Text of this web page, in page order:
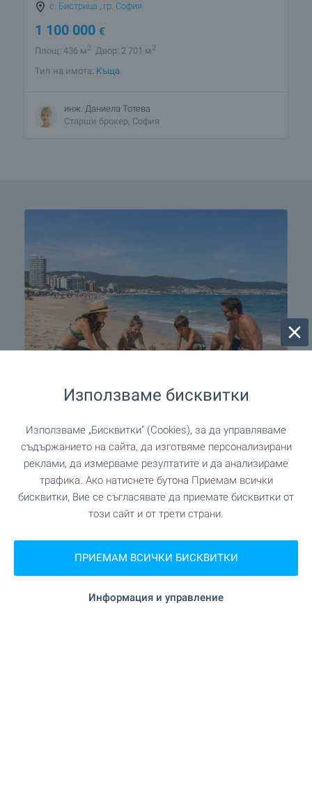
с. Бистрица , гр. София
1 100 000 €
Площ: 436 м2 Двор: 2 701 м2
Тип на имота: Къща
инж. Даниела Тотева
Старши брокер, София
☀️ Собствен дом на морето
за лятото! Изберете сега 👇
Наслаждавайте се на незабравими
преживявания в собствен имот край морето в
любимия ви български морски курорт! При нас
ще намерите разнообразни предложения за
всеки вкус и бюджет. Осигурете си място за
предложения!
Използваме бисквитки
Използваме „Бисквитки“ (Cookies), за да управляваме
съдържанието на сайта, да изготвяме персонализирани
реклами, да измерваме резултатите и да анализираме
трафика. Ако натиснете бутона Приемам всички
бисквитки, Вие се съгласявате да приемате бисквитки от
този сайт и от трети страни.
ПРИЕМАМ ВСИЧКИ БИСКВИТКИ
Информация и управление